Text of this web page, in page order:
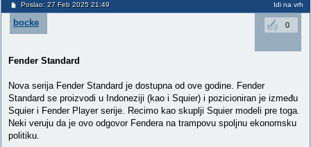
Poslao: 27 Feb 2025 21:49 Idi na vrh
bocke 0
Fender Standard
Nova serija Fender Standard je dostupna od ove godine. Fender
Standard se proizvodi u Indoneziji (kao i Squier) i pozicioniran je između
Squier i Fender Player serije. Recimo kao skuplji Squier modeli pre toga.
Neki veruju da je ovo odgovor Fendera na trampovu spoljnu ekonomsku
politiku.